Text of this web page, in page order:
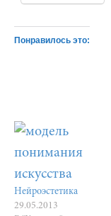
Понравилось это:
Нейроэстетика
29.05.2013